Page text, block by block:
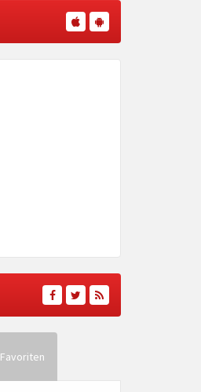
Favoriten